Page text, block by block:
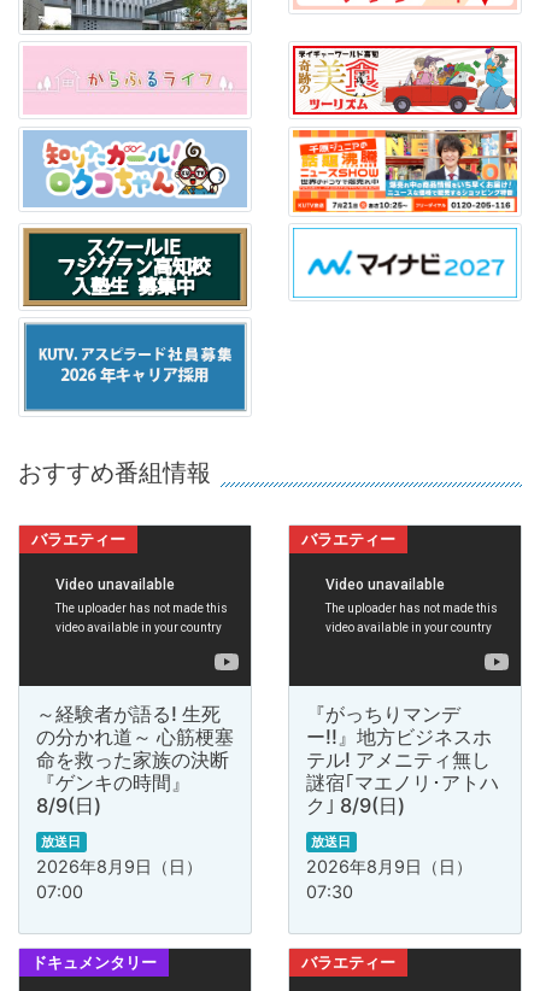
おすすめ番組情報
バラエティー
～経験者が語る! 生死
の分かれ道～ 心筋梗塞
命を救った家族の決断
『ゲンキの時間』
8/9(日)
放送日
2026年8月9日（日）
07:00
バラエティー
『がっちりマンデ
ー!!』地方ビジネスホ
テル! アメニティ無し
謎宿｢マエノリ･アトハ
ク｣ 8/9(日)
放送日
2026年8月9日（日）
07:30
ドキュメンタリー バラエティー